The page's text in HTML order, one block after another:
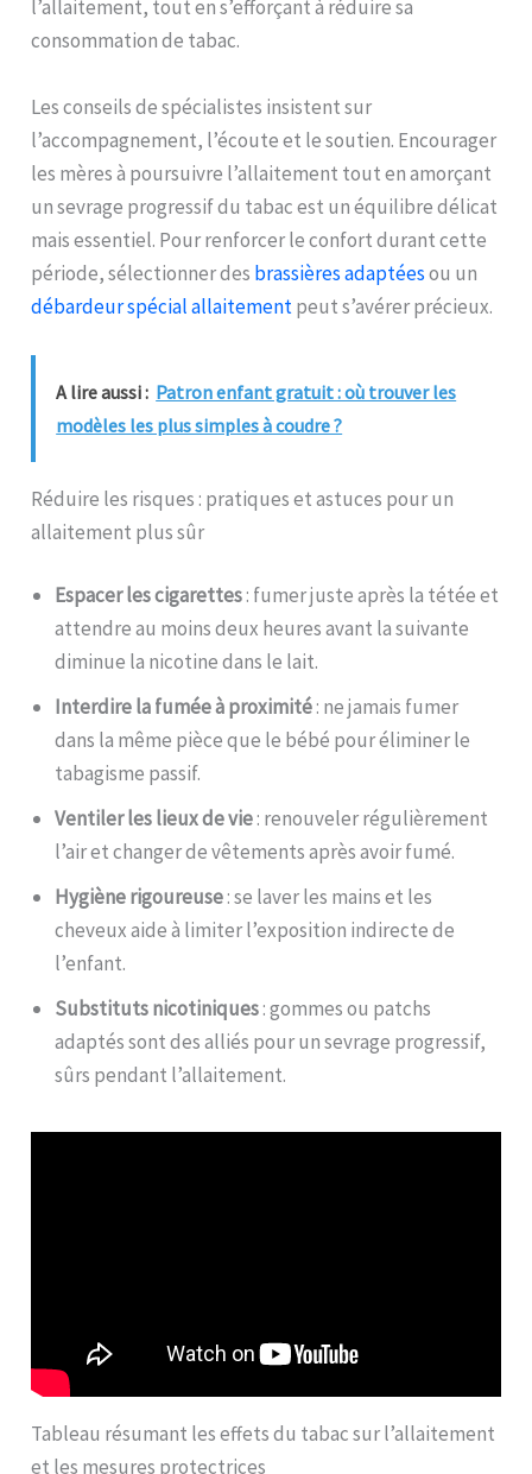
l’allaitement, tout en s’efforçant à réduire sa
consommation de tabac.
Les conseils de spécialistes insistent sur
l’accompagnement, l’écoute et le soutien. Encourager
les mères à poursuivre l’allaitement tout en amorçant
un sevrage progressif du tabac est un équilibre délicat
mais essentiel. Pour renforcer le confort durant cette
période, sélectionner des brassières adaptéesou un
débardeur spécial allaitementpeut s’avérer précieux.
A lire aussi : Patron enfant gratuit : où trouver les
modèles les plus simples à coudre ?
Réduire les risques : pratiques et astuces pour un
allaitement plus sûr
Espacer les cigarettes: fumer juste après la tétée et
attendre au moins deux heures avant la suivante
diminue la nicotine dans le lait.
Interdire la fumée à proximité: ne jamais fumer
dans la même pièce que le bébé pour éliminer le
tabagisme passif.
Ventiler les lieux de vie: renouveler régulièrement
l’air et changer de vêtements après avoir fumé.
Hygiène rigoureuse: se laver les mains et les
cheveux aide à limiter l’exposition indirecte de
l’enfant.
Substituts nicotiniques: gommes ou patchs
adaptés sont des alliés pour un sevrage progressif,
sûrs pendant l’allaitement.
Tableau résumant les effets du tabac sur l’allaitement
et les mesures protectrices